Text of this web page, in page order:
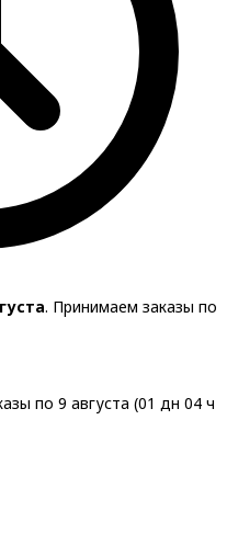
. Принимаем заказы по
по 9 августа (01 дн 04 ч